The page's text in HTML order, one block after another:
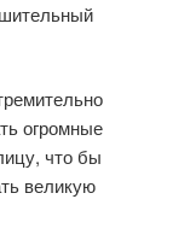
огромные
что бы
великую